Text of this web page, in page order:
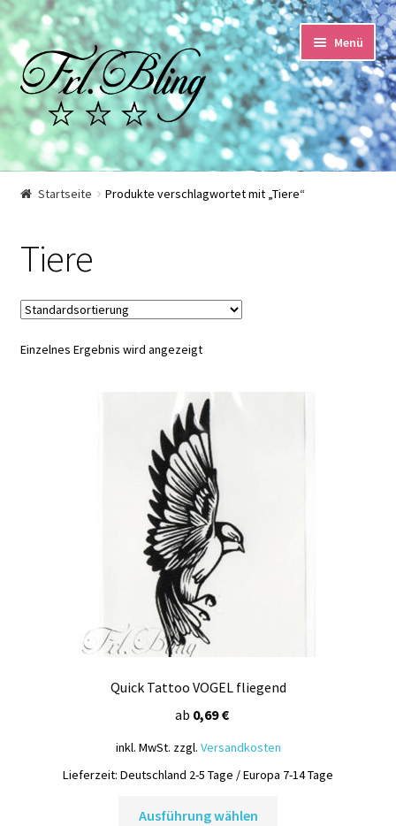
Zur
Navigation
springen
Springe
zum
Inhalt
Menü
Start
Datenschutzerklärung
Echtheit von Bewertungen
Impressum
Versandbedingungen
Warenkorb
Widerrufsbelehrung / Muster-Widerrufsformular
Startseite Produkte verschlagwortet mit „Tiere“
Tiere
Einzelnes Ergebnis wird angezeigt
Quick Tattoo VOGEL fliegend
ab 0,69€
inkl. MwSt. zzgl. Versandkosten
Lieferzeit: Deutschland 2-5 Tage / Europa 7-14 Tage
Ausführung wählen